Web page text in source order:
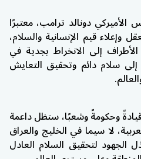
الأميركيدونالد ترامب، معتبرًا
قيم الإنسانية والسلام،
إلى الانخراط بجدية في
سلام دائم وتحقيق التعايش
وحكومةً وشعبًا، ستظل داعمة
لا سيما في الخليج والعراق
الجهود لتحقيق السلام العادل